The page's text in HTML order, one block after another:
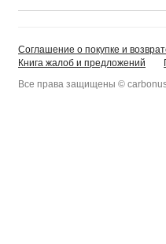
Соглашение о покупке и
Книга жалоб и предложений
Все права защищены ©